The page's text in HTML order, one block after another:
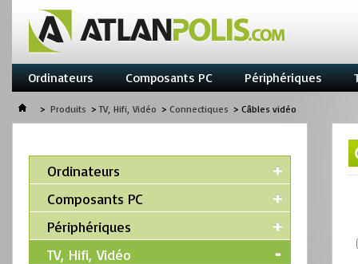
Ordinateurs Composants PC Périphériques
> Produits > TV, Hifi, Vidéo > Connectiques > Câbles vidéo
Ordinateurs
Composants PC
Périphériques
TV, Hifi, Vidéo